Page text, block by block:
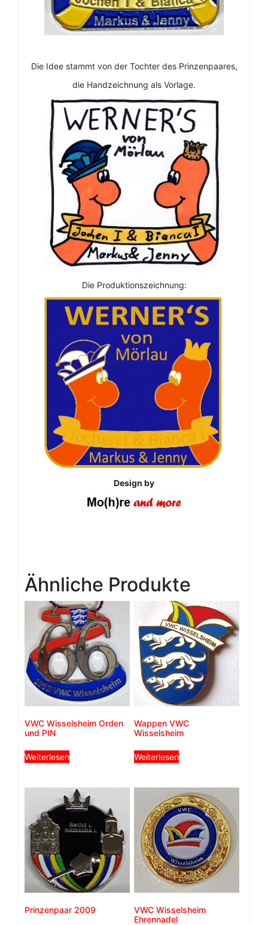
Die Idee stammt von der Tochter des Prinzenpaares,
die Handzeichnung als Vorlage.
Die Produktionszeichnung:
Design by
Ähnliche Produkte
VWC Wisselsheim Orden
und PIN
Weiterlesen
Wappen VWC
Wisselsheim
Weiterlesen
Prinzenpaar 2009
VWC Wisselsheim
Ehrennadel